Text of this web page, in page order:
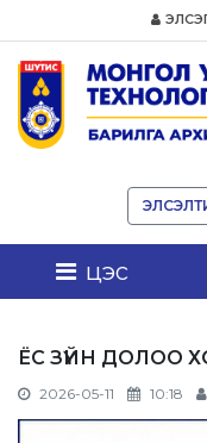
цэс
ЁС ЗҮЙН ДОЛОО
2026-05-11 10:18